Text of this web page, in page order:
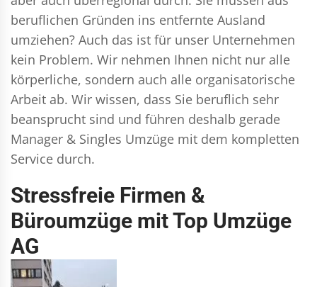
beruflichen Gründen ins entfernte Ausland
umziehen? Auch das ist für unser Unternehmen
kein Problem. Wir nehmen Ihnen nicht nur alle
körperliche, sondern auch alle organisatorische
Arbeit ab. Wir wissen, dass Sie beruflich sehr
beansprucht sind und führen deshalb gerade
Manager & Singles Umzüge mit dem kompletten
Service durch.
Stressfreie Firmen &
Büroumzüge mit Top Umzüge
AG